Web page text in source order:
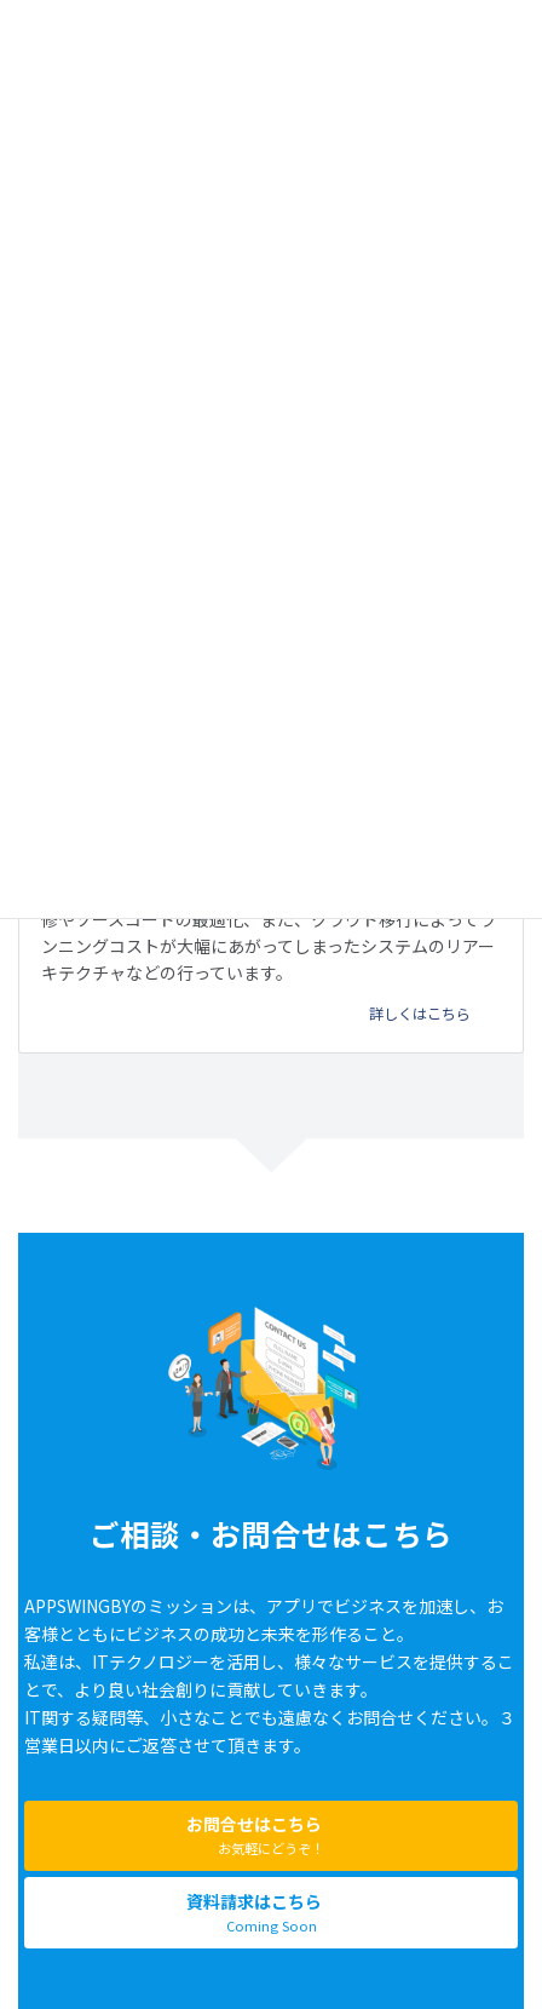
修やソースコードの最適化、また、クラウド移行によってラ
ンニングコストが大幅にあがってしまったシステムのリアー
キテクチャなどの行っています。
詳しくはこちら
ご相談・お問合せはこちら
APPSWINGBYのミッションは、アプリでビジネスを加速し、お
客様とともにビジネスの成功と未来を形作ること。
私達は、ITテクノロジーを活用し、様々なサービスを提供するこ
とで、より良い社会創りに貢献していきます。
IT関する疑問等、小さなことでも遠慮なくお問合せください。３
営業日以内にご返答させて頂きます。
お問合せはこちら
お気軽にどうぞ！
資料請求はこちら
Coming Soon